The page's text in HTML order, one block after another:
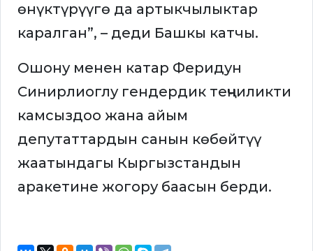
өнүктүрүүгө да артыкчылыктар
каралган”, – деди Башкы катчы.
Ошону менен катар Феридун
Синирлиоглу гендердик теңчиликти
камсыздоо жана айым
депутаттардын санын көбөйтүү
жаатындагы Кыргызстандын
аракетине жогору баасын берди.